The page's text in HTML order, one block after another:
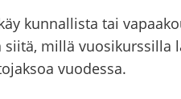
kunnallista tai
millä vuosikurssilla
vuodessa.